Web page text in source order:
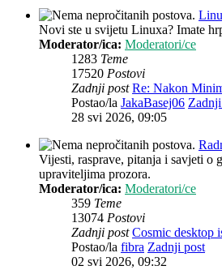
Novi ste u svijetu Linuxa? Imate
Moderator/ica: Moderatori/ce
1283 Teme
17520 Postovi
Zadnji post Re: Nakon
Postao/la JakaBasej06
28 svi 2026, 09:05
Vijesti, rasprave, pitanja i savjeti o
upraviteljima prozora.
Moderator/ica: Moderatori/ce
359 Teme
13074 Postovi
Zadnji post Cosmic desktop
Postao/la fibra Zadnji post
02 svi 2026, 09:32